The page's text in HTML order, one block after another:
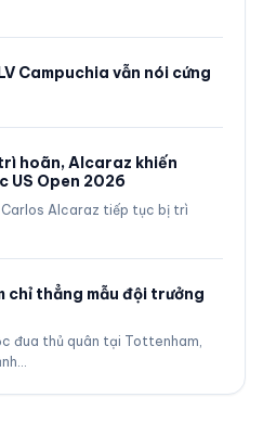
Campuchia vẫn nói cứng
hoãn, Alcaraz khiến
US Open 2026
Alcaraz tiếp tục bị trì
chỉ thẳng mẫu đội trưởng
đua thủ quân tại Tottenham,